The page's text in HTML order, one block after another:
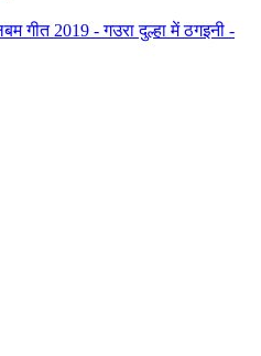
गीत 2019 - गउरा दुल्हा में ठगइनी -